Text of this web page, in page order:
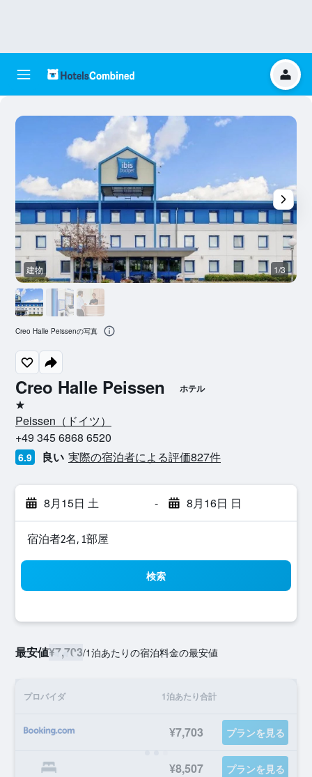
Creo Halle Peissen ホテル
1つ星
Peissen​（ドイツ​）​
+49 345 6868 6520
6.9 良い 実際の宿泊者による評価827​件
8月15日 土 - 8月16日 日
宿泊者2名, 1​部屋
検索
最安値¥7,703/1泊あたりの宿泊料金の最安値
プロバイダ 1泊あたり合計
¥7,703 プランを見る
¥8,507 プランを見る
建物 1/3
Creo Halle Peissenの写真